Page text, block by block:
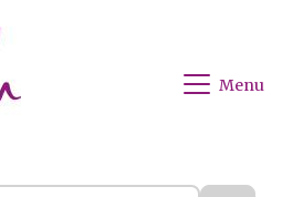
Menu